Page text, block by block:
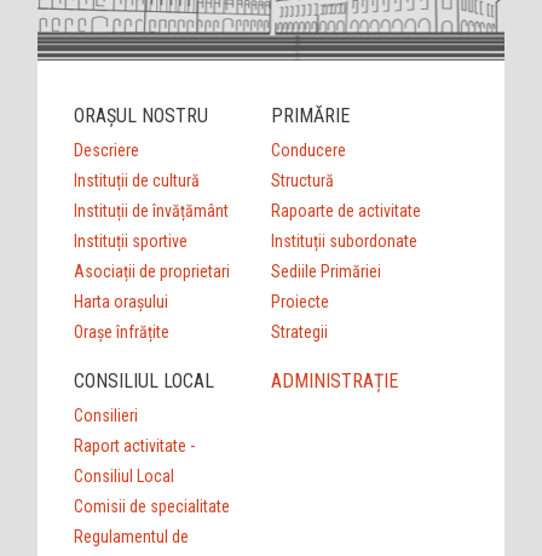
ORAȘUL NOSTRU
Descriere
Instituții de cultură
Instituții de învățământ
Instituții sportive
Asociații de proprietari
Harta orașului
Orașe înfrățite
PRIMĂRIE
Conducere
Structură
Rapoarte de activitate
Instituții subordonate
Sediile Primăriei
Proiecte
Strategii
CONSILIUL LOCAL
Consilieri
Raport activitate -
Consiliul Local
Comisii de specialitate
Regulamentul de
ADMINISTRAȚIE